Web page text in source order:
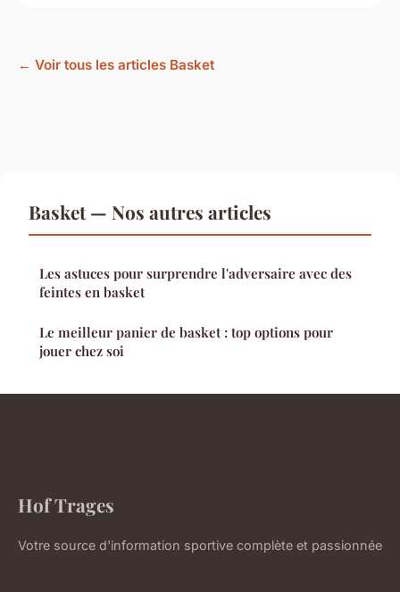
← Voir tous les articles Basket
Basket — Nos autres articles
Les astuces pour surprendre l'adversaire avec des
feintes en basket
Le meilleur panier de basket : top options pour
jouer chez soi
Hof Trages
Votre source d'information sportive complète et passionnée